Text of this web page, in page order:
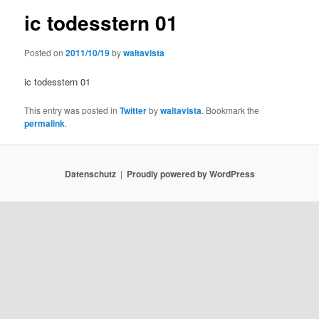
ic todesstern 01
Posted on2011/10/19bywaltavista
ic todesstern 01
This entry was posted inTwitterbywaltavista. Bookmark the
permalink.
Datenschutz Proudly powered by WordPress